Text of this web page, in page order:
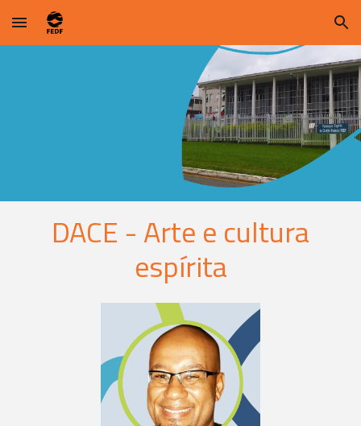
Skip to main content Skip to navigation
DACE - Arte e cultura
espírita